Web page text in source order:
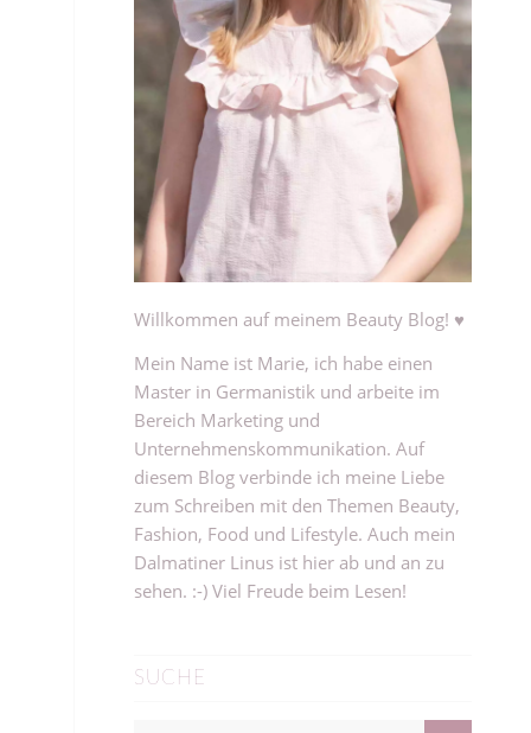
Willkommen auf meinem Beauty Blog! ♥
Mein Name ist Marie, ich habe einen
Master in Germanistik und arbeite im
Bereich Marketing und
Unternehmenskommunikation. Auf
diesem Blog verbinde ich meine Liebe
zum Schreiben mit den Themen Beauty,
Fashion, Food und Lifestyle. Auch mein
Dalmatiner Linus ist hier ab und an zu
sehen. :-) Viel Freude beim Lesen!
SUCHE